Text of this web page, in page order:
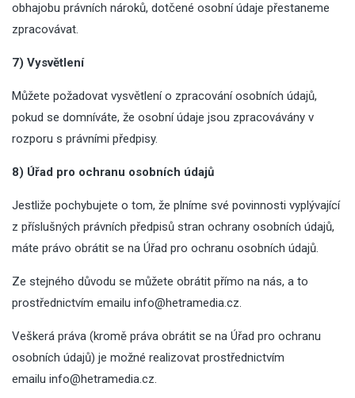
obhajobu právních nároků, dotčené osobní údaje přestaneme
zpracovávat.
7) Vysvětlení
Můžete požadovat vysvětlení o zpracování osobních údajů,
pokud se domníváte, že osobní údaje jsou zpracovávány v
rozporu s právními předpisy.
8) Úřad pro ochranu osobních údajů
Jestliže pochybujete o tom, že plníme své povinnosti vyplývající
z příslušných právních předpisů stran ochrany osobních údajů,
máte právo obrátit se na Úřad pro ochranu osobních údajů.
Ze stejného důvodu se můžete obrátit přímo na nás, a to
prostřednictvím emailu info@hetramedia.cz.
Veškerá práva (kromě práva obrátit se na Úřad pro ochranu
osobních údajů) je možné realizovat prostřednictvím
emailu info@hetramedia.cz.